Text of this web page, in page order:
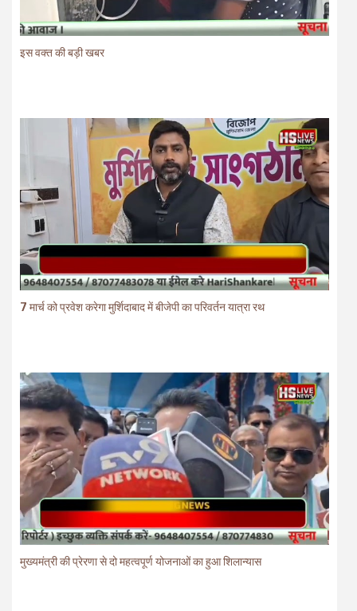
इस वक्त की बड़ी खबर
7 मार्च को प्रवेश करेगा मुर्शिदाबाद में बीजेपी का परिवर्तन यात्रा रथ
मुख्यमंत्री की प्रेरणा से दो महत्वपूर्ण योजनाओं का हुआ शिलान्यास